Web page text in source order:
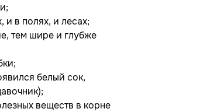
и в полях, и лесах;
тем шире и глубже
белый сок,
веществ в корне